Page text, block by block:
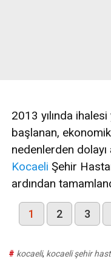
2013 yılında ihalesi
başlanan,
nedenlerden dolayı
Kocaeli Şehir
ardından
1 2 3
# kocaeli, kocaeli şehir